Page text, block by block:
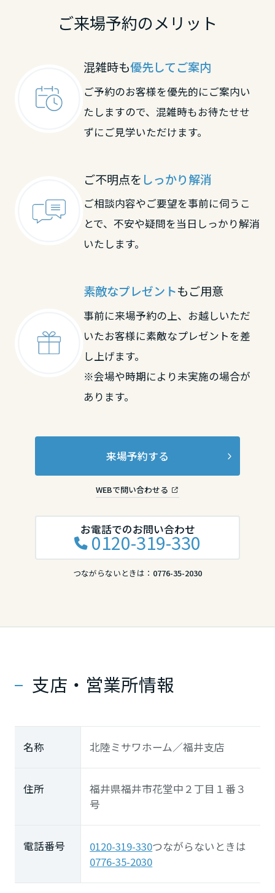
ご来場予約のメリット
混雑時も優先してご案内
ご予約のお客様を優先的にご案内い
たしますので、混雑時もお待たせせ
ずにご見学いただけます。
ご不明点を しっかり解消
ご相談内容やご要望を事前に伺うこ
とで、不安や疑問を当日しっかり解消
いたします。
素敵なプレゼントもご用意
事前に来場予約の上、お越しいただ
いたお客様に素敵なプレゼントを差
し上げます。
※会場や時期により未実施の場合が
あります。
来場予約する
WEBで問い合わせる
お電話でのお問い合わせ
0120-319-330
つながらないときは： 0776-35-2030
支店・営業所情報
名称 北陸ミサワホーム／福井支店
住所
福井県福井市花堂中２丁目１番３
号
電話番号 0120-319-330つながらないときは
0776-35-2030
奈良県
中国・四国エリア
鳥取県
広島県
九州エリア
福岡県